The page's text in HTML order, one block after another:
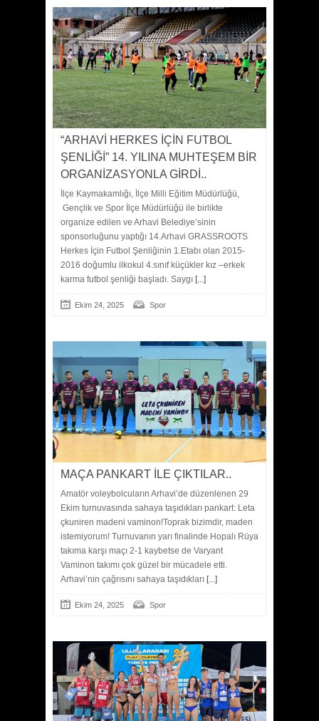
“ARHAVİ HERKES İÇİN FUTBOL
ŞENLİĞİ” 14. YILINA MUHTEŞEM BİR
ORGANİZASYONLA GİRDİ..
İlçe Kaymakamlığı, İlçe Milli Eğitim Müdürlüğü,
Gençlik ve Spor İlçe Müdürlüğü ile birlikte
organize edilen ve Arhavi Belediye’sinin
sponsorluğunu yaptığı 14.Arhavi GRASSROOTS
Herkes İçin Futbol Şenliğinin 1.Etabı olan 2015-
2016 doğumlu ilkokul 4.sınıf küçükler kız –erkek
karma futbol şenliği başladı. Saygı [...]
Ekim 24, 2025 Spor
MAÇA PANKART İLE ÇIKTILAR..
Amatör voleybolcuların Arhavi’de düzenlenen 29
Ekim turnuvasında sahaya taşıdıkları pankart: Leta
çkuniren madeni vaminon!Toprak bizimdir, maden
istemiyorum! Turnuvanın yarı finalinde Hopalı Rüya
takıma karşı maçı 2-1 kaybetse de Varyant
Vaminon takımı çok güzel bir mücadele etti.
Arhavi’nin çağrısını sahaya taşıdıkları [...]
Ekim 24, 2025 Spor